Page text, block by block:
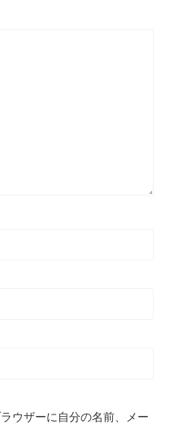
ウザーに自分の名前、メー